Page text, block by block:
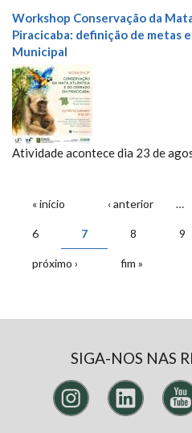
Workshop Conservação da
Piracicaba: definição de metas
Municipal
Atividade acontece dia 23 de
PÁGINAS
« início ‹ anterior …
6 7 8 9
próximo › fim »
SIGA-NOS NAS